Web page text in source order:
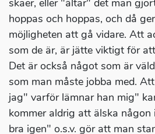
skaer, eller "ältar" det man
hoppas och hoppas, och då
möjligheten att gå vidare. Att
som de är, är jätte viktigt för
Det är också något som är
som man måste jobba med.
jag" varför lämnar han mig"
kommer aldrig att älska
bra igen" o.s.v. gör att man